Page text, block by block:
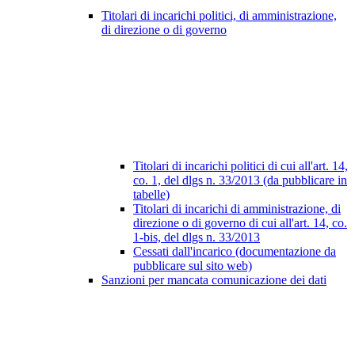
Titolari di incarichi politici, di amministrazione,
di direzione o di governo
Titolari di incarichi politici di cui all'art. 14,
co. 1, del dlgs n. 33/2013 (da pubblicare in
tabelle)
Titolari di incarichi di amministrazione, di
direzione o di governo di cui all'art. 14, co.
1-bis, del dlgs n. 33/2013
Cessati dall'incarico (documentazione da
pubblicare sul sito web)
Sanzioni per mancata comunicazione dei dati